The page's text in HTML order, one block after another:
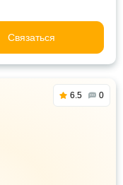
Связаться
6.5 0